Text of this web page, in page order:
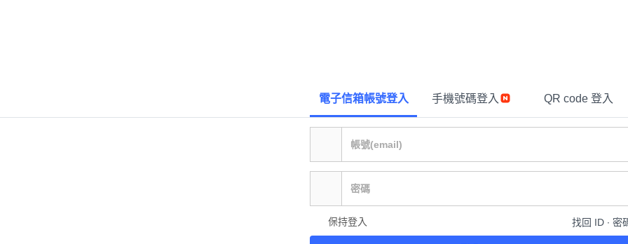
電子信箱帳號登入 手機號碼登入 QR code 登入
保持登入 找回 ID ∙ 密